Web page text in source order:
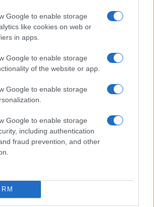
Google to enable storage
like cookies on web or
in apps.
Google to enable storage
of the website or app.
Google to enable storage
Google to enable storage
including authentication
fraud prevention, and other
e ritiro da Gaza: le tensioni tra